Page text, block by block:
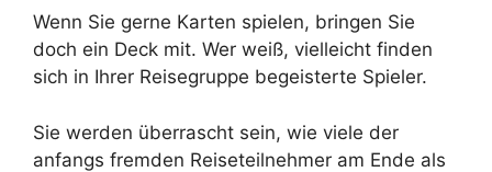
Wenn Sie gerne Karten spielen, bringen Sie
doch ein Deck mit. Wer weiß, vielleicht finden
sich in Ihrer Reisegruppe begeisterte Spieler.
Sie werden überrascht sein, wie viele der
anfangs fremden Reiseteilnehmer am Ende als